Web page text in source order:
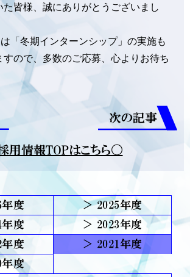
た皆様、誠にありがとうございまし
「冬期インターンシップ」の実施も
すので、多数のご応募、心よりお待ち
次の記事
用情報TOPはこちら〇
2025
2023
2021